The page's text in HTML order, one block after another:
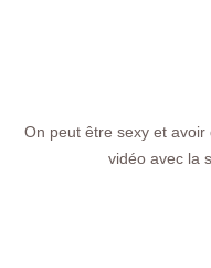
On peut être sexy et
vidéo avec la